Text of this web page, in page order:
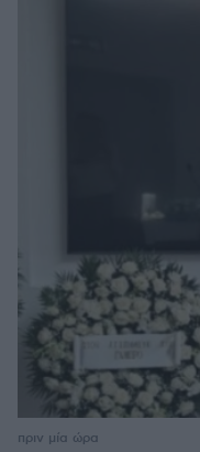
πριν μία ώρα